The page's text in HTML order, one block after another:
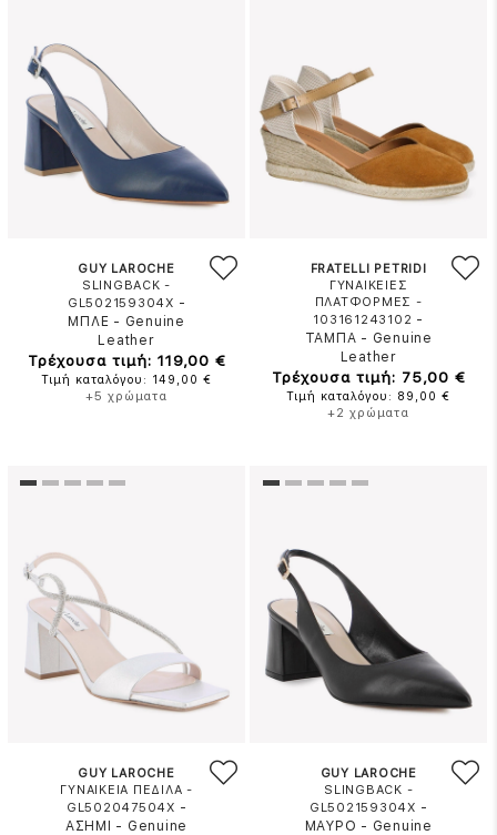
GUY LAROCHE
SLINGBACK -
GL502159304X -
ΜΠΛΕ - Genuine
Leather
Τρέχουσα τιμή: 119,00 €
Τιμή καταλόγου: 149,00 €
+5 χρώματα
FRATELLI PETRIDI
ΓΥΝΑΙΚΕΙΕΣ
ΠΛΑΤΦΟΡΜΕΣ -
103161243102 -
ΤΑΜΠΑ - Genuine
Leather
Τρέχουσα τιμή: 75,00 €
Τιμή καταλόγου: 89,00 €
+2 χρώματα
GUY LAROCHE
ΓΥΝΑΙΚΕΙΑ ΠΕΔΙΛΑ -
GL502047504X -
ΑΣΗΜΙ
- Genuine
GUY LAROCHE
SLINGBACK -
GL502159304X -
ΜΑΥΡΟ - Genuine